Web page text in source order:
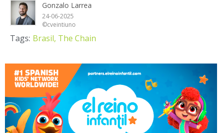
Gonzalo Larrea
24-06-2025
©cveintiuno
Tags: Brasil, The Chain